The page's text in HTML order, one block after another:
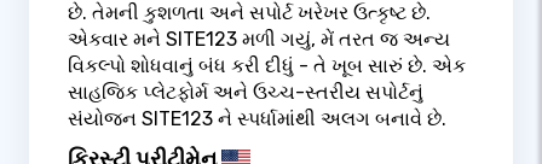
છે. તેમની કુશળતા અને સપોર્ટ ખરેખર ઉત્કૃષ્ટ છે.
એકવાર મને SITE123 મળી ગયું, મેં તરત જ અન્ય
વિકલ્પો શોધવાનું બંધ કરી દીધું - તે ખૂબ સારું છે. એક
સાહજિક પ્લેટફોર્મ અને ઉચ્ચ-સ્તરીય સપોર્ટનું
સંયોજન SITE123 ને સ્પર્ધામાંથી અલગ બનાવે છે.